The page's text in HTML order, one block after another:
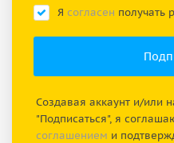
Я согласен получать
Создавая аккаунт и/или
"Подписаться", я
соглашением и